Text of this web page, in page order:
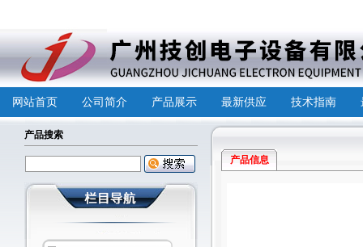
网站首页 公司简介 产品展示 最新供应 技术指南
产品搜索
产品信息